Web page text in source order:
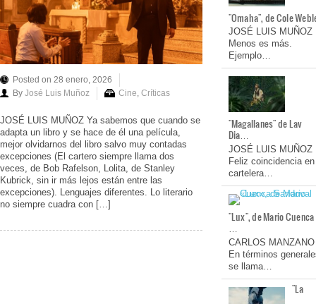
Posted on 28 enero, 2026
By José Luis Muñoz Cine, Críticas
JOSÉ LUIS MUÑOZ Ya sabemos que cuando se
adapta un libro y se hace de él una película,
mejor olvidarnos del libro salvo muy contadas
excepciones (El cartero siempre llama dos
veces, de Bob Rafelson, Lolita, de Stanley
Kubrick, sin ir más lejos están entre las
excepciones). Lenguajes diferentes. Lo literario
no siempre cuadra con […]
"Omaha", de Cole
JOSÉ LUIS MUÑOZ
Menos es más.
Ejemplo…
"Magallanes" de Lav
Dia…
JOSÉ LUIS MUÑOZ
Feliz coincidencia en
cartelera…
"Lux", de Mario Cuenca
…
CARLOS MANZANO
En términos
se llama…
"La